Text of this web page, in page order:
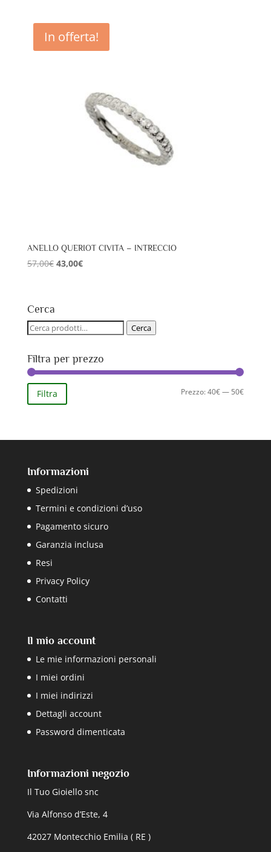
era:
57,00€.
è:
43,00€.
In offerta!
ANELLO QUERIOT CIVITA – INTRECCIO
57,00€ Il
57,00€.
43,00€Il
43,00€.
Cerca
Cerca: Cerca
Filtra per prezzo
Prezzo
Prezzo
Filtra Prezzo:40€— 50€
Informazioni
Spedizioni
Termini e condizioni d’uso
Pagamento sicuro
Garanzia inclusa
Resi
Privacy Policy
Contatti
Il mio account
Le mie informazioni personali
I miei ordini
I miei indirizzi
Dettagli account
Password dimenticata
Informazioni negozio
Il Tuo Gioiello snc
Via Alfonso d’Este, 4
42027 Montecchio Emilia ( RE )